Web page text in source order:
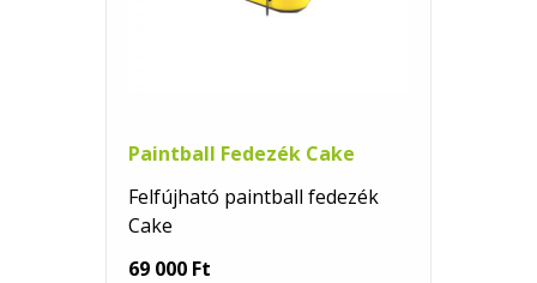
Paintball Fedezék Cake
Felfújható paintball fedezék
Cake
69 000 Ft